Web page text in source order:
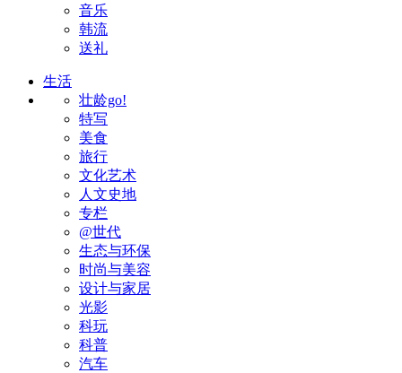
音乐
韩流
送礼
生活
壮龄go!
特写
美食
旅行
文化艺术
人文史地
专栏
@世代
生态与环保
时尚与美容
设计与家居
光影
科玩
科普
汽车